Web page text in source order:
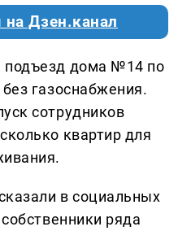
на Дзен.канал
подъезд дома №14 по
газоснабжения.
сотрудников
квартир для
в социальных
ряда